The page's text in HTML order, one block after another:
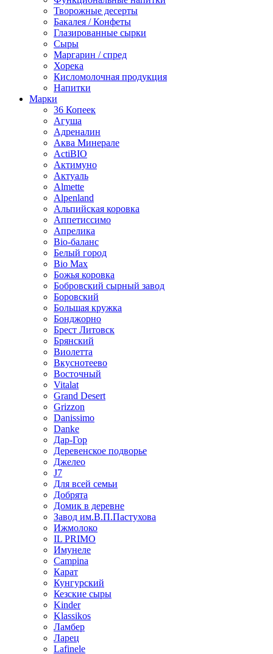
Творожные десерты
Бакалея / Конфеты
Глазированные сырки
Сыры
Маргарин / спред
Хорека
Кисломолочная продукция
Напитки
Марки
36 Копеек
Агуша
Адреналин
Аква Минерале
ActiBIO
Актимуно
Актуаль
Almette
Alpenland
Альпийская коровка
Аппетиссимо
Апрелика
Bio-баланс
Белый город
Bio Max
Божья коровка
Бобровский сырный завод
Боровский
Большая кружка
Бонджорно
Брест Литовск
Брянский
Виолетта
Вкуснотеево
Восточный
Vitalat
Grand Desert
Grizzon
Danissimo
Danke
Дар-Гор
Деревенское подворье
Джелео
J7
Для всей семьи
Добрята
Домик в деревне
Завод им.В.П.Пастухова
Ижмолоко
IL PRIMO
Имунеле
Campina
Карат
Кунгурский
Кезские сыры
Kinder
Klassikos
Ламбер
Ларец
Lafinele